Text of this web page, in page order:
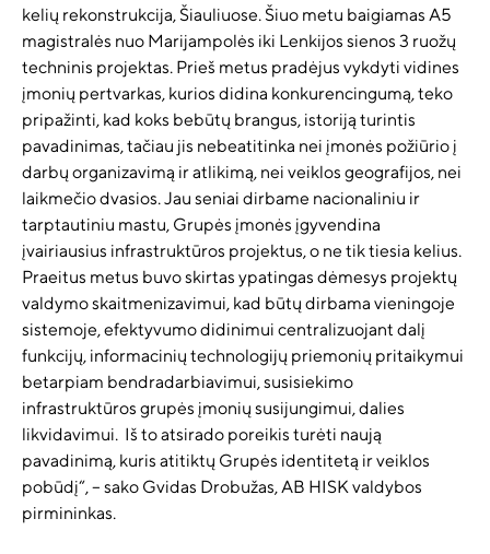
kelių rekonstrukcija, Šiauliuose. Šiuo metu baigiamas A5
magistralės nuo Marijampolės iki Lenkijos sienos 3 ruožų
techninis projektas. Prieš metus pradėjus vykdyti vidines
įmonių pertvarkas, kurios didina konkurencingumą, teko
pripažinti, kad koks bebūtų brangus, istoriją turintis
pavadinimas, tačiau jis nebeatitinka nei įmonės požiūrio į
darbų organizavimą ir atlikimą, nei veiklos geografijos, nei
laikmečio dvasios. Jau seniai dirbame nacionaliniu ir
tarptautiniu mastu, Grupės įmonės įgyvendina
įvairiausius infrastruktūros projektus, o ne tik tiesia kelius.
Praeitus metus buvo skirtas ypatingas dėmesys projektų
valdymo skaitmenizavimui, kad būtų dirbama vieningoje
sistemoje, efektyvumo didinimui centralizuojant dalį
funkcijų, informacinių technologijų priemonių pritaikymui
betarpiam bendradarbiavimui, susisiekimo
infrastruktūros grupės įmonių susijungimui, dalies
likvidavimui. Iš to atsirado poreikis turėti naują
pavadinimą, kuris atitiktų Grupės identitetą ir veiklos
pobūdį“, – sako Gvidas Drobužas, AB HISK valdybos
pirmininkas.